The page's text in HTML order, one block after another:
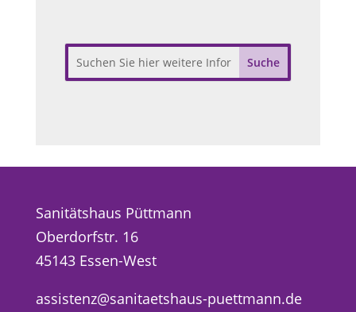
Sanitätshaus Püttmann
Oberdorfstr. 16
45143 Essen-West
assistenz@sanitaetshaus-puettmann.de